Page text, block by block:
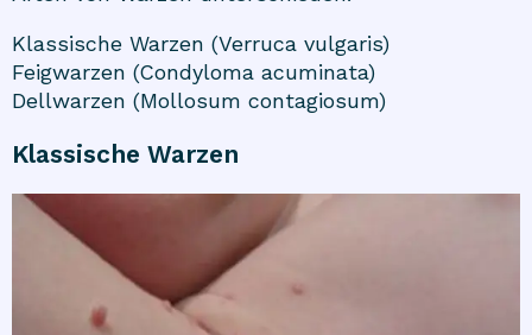
Klassische Warzen (Verruca vulgaris)
Feigwarzen (Condyloma acuminata)
Dellwarzen (Mollosum contagiosum)
Klassische Warzen